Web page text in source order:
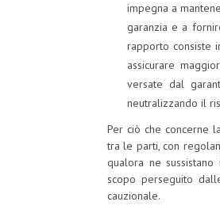
impegna a
garanzia e a
rapporto consiste
assicurare
versate dal
neutralizzando il
Per ciò che concerne
tra le parti, con
qualora ne
scopo perseguito
cauzionale.